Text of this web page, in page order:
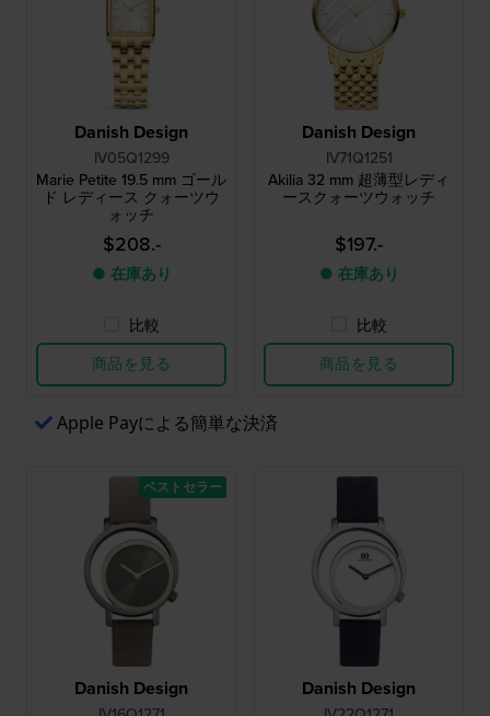
Danish Design
IV05Q1299
Marie Petite 19.5 mm ゴール
ド レディース クォーツウ
ォッチ
$208.-
● 在庫あり
比較
商品を見る
Danish Design
IV71Q1251
Akilia 32 mm 超薄型レディ
ースクォーツウォッチ
$197.-
● 在庫あり
比較
商品を見る
Apple Payによる簡単な決済
Danish Design
ベストセラー
Danish Design